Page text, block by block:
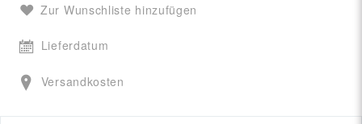
Zur Wunschliste hinzufügen
Lieferdatum
Versandkosten